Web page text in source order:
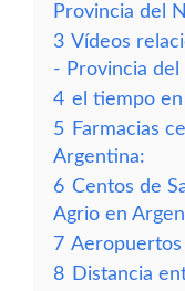
Provincia del
3 Vídeos
- Provincia del
4 el tiempo en
5 Farmacias
Argentina:
6 Centos de
Agrio en
7 Aeropuertos
8 Distancia